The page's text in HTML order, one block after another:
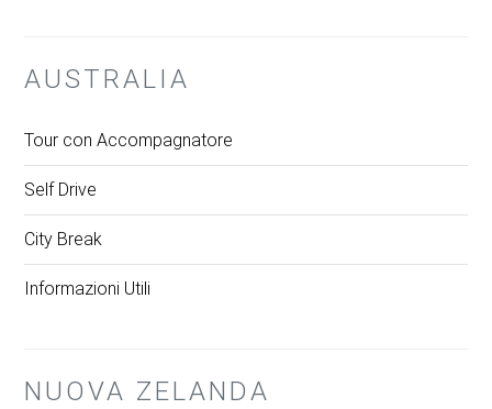
AUSTRALIA
Tour con Accompagnatore
Self Drive
City Break
Informazioni Utili
NUOVA ZELANDA